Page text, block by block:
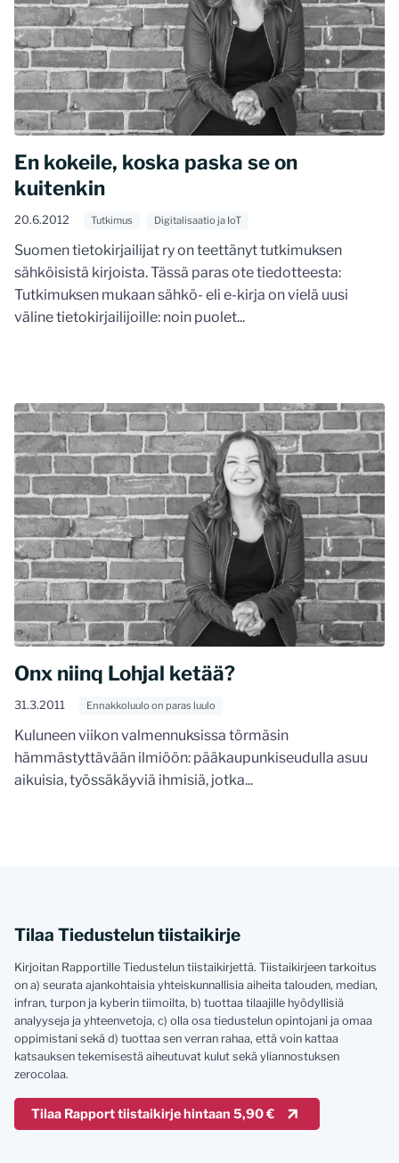
En kokeile, koska paska se on
kuitenkin
20.6.2012 Tutkimus Digitalisaatio ja IoT
Suomen tietokirjailijat ry on teettänyt tutkimuksen
sähköisistä kirjoista. Tässä paras ote tiedotteesta:
Tutkimuksen mukaan sähkö- eli e-kirja on vielä uusi
väline tietokirjailijoille: noin puolet...
Onx niinq Lohjal ketää?
31.3.2011 Ennakkoluulo on paras luulo
Kuluneen viikon valmennuksissa törmäsin
hämmästyttävään ilmiöön: pääkaupunkiseudulla asuu
aikuisia, työssäkäyviä ihmisiä, jotka...
Tilaa Tiedustelun tiistaikirje
Kirjoitan Rapportille Tiedustelun tiistaikirjettä. Tiistaikirjeen tarkoitus
on a) seurata ajankohtaisia yhteiskunnallisia aiheita talouden, median,
infran, turpon ja kyberin tiimoilta, b) tuottaa tilaajille hyödyllisiä
analyyseja ja yhteenvetoja, c) olla osa tiedustelun opintojani ja omaa
oppimistani sekä d) tuottaa sen verran rahaa, että voin kattaa
katsauksen tekemisestä aiheutuvat kulut sekä yliannostuksen
zerocolaa.
Tilaa Rapport tiistaikirje hintaan 5,90 €